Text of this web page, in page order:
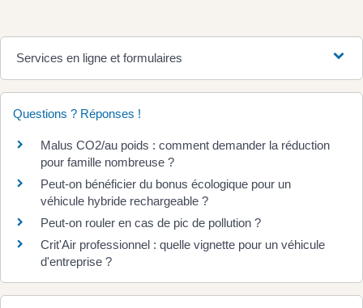
Services en ligne et formulaires
Questions ? Réponses !
Malus CO2/au poids : comment demander la réduction
pour famille nombreuse ?
Peut-on bénéficier du bonus écologique pour un
véhicule hybride rechargeable ?
Peut-on rouler en cas de pic de pollution ?
Crit'Air professionnel : quelle vignette pour un véhicule
d'entreprise ?